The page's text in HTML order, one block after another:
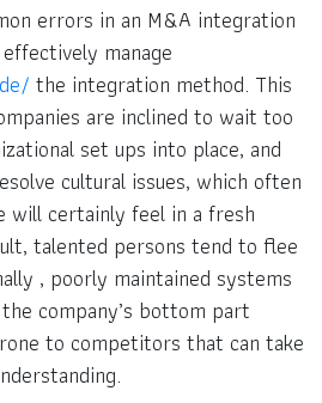
errors in an M&A integration
manage
the integration method. This
are inclined to wait too
set ups into place, and
cultural issues, which often
will certainly feel in a fresh
talented persons tend to flee
, poorly maintained systems
company’s bottom part
to competitors that can take